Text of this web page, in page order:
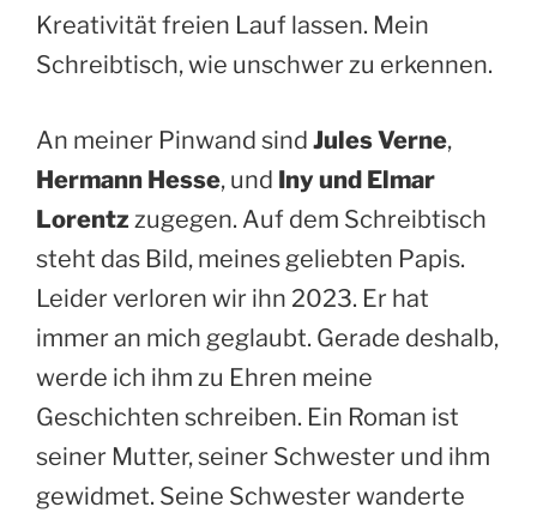
Kreativität freien Lauf lassen. Mein
Schreibtisch, wie unschwer zu erkennen.
An meiner Pinwand sind Jules Verne,
Hermann Hesse, und Iny und Elmar
Lorentzzugegen. Auf dem Schreibtisch
steht das Bild, meines geliebten Papis.
Leider verloren wir ihn 2023. Er hat
immer an mich geglaubt. Gerade deshalb,
werde ich ihm zu Ehren meine
Geschichten schreiben. Ein Roman ist
seiner Mutter, seiner Schwester und ihm
gewidmet. Seine Schwester wanderte